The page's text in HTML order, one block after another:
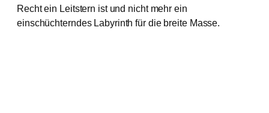
Recht ein Leitstern ist und nicht mehr ein
einschüchterndes Labyrinth für die breite Masse.